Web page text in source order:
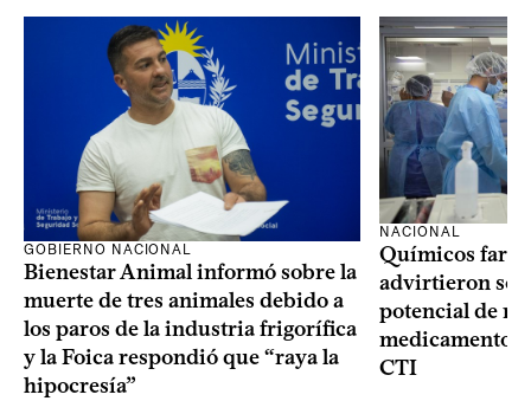
GOBIERNO NACIONAL
Bienestar Animal informó sobre la
muerte de tres animales debido a
los paros de la industria frigorífica
y la Foica respondió que “raya la
hipocresía”
NACIONAL
Químicos
advirtieron
potencial de
medicamentos
CTI